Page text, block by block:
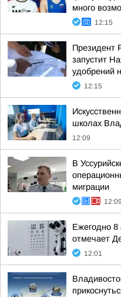
много
12:15
Президент
запустит
удобрений
12:15
школах
12:09
В
миграции
12:09
Ежегодно 8
отмечает
12:01